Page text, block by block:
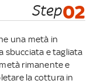
Step02
una metà in
sbucciata e tagliata
rimanente e
la cottura in